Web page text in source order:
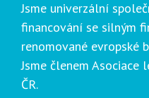
Jsme univerzální
financování se silným
renomované evropské
Jsme členem
ČR.